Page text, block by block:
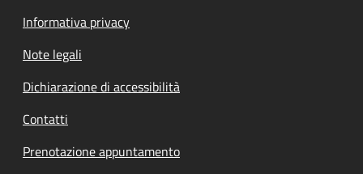
Informativa privacy
Note legali
Dichiarazione di accessibilità
Contatti
Prenotazione appuntamento